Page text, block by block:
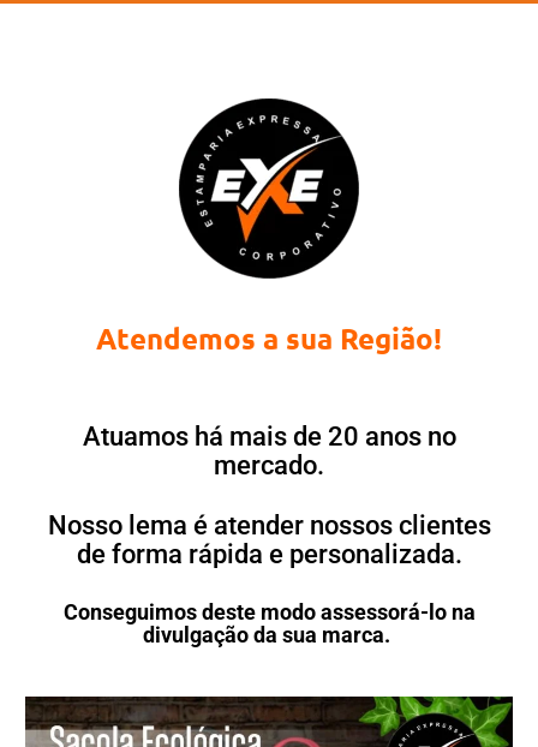
Atendemos a sua Região!
Atuamos há mais de 20 anos no
mercado.
Nosso lema é atender nossos clientes
de forma rápida e personalizada.
Conseguimos deste modo assessorá-lo na
divulgação da sua marca.